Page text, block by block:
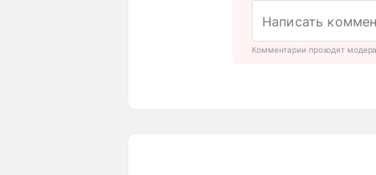
Комментарии проходят